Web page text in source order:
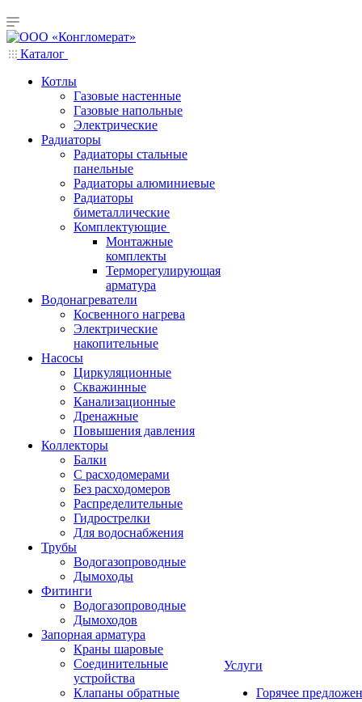
Каталог
Котлы
Газовые настенные
Газовые напольные
Электрические
Радиаторы
Радиаторы стальные
панельные
Радиаторы алюминиевые
Радиаторы
биметаллические
Комплектующие
Монтажные
комплекты
Терморегулирующая
арматура
Водонагреватели
Косвенного нагрева
Электрические
накопительные
Насосы
Циркуляционные
Скважинные
Канализационные
Дренажные
Повышения давления
Коллекторы
Балки
С расходомерами
Без расходомеров
Распределительные
Гидрострелки
Для водоснабжения
Трубы
Водогазопроводные
Дымоходы
Фитинги
Водогазопроводные
Дымоходов
Запорная арматура
Краны шаровые
Соединительные
устройства
Клапаны обратные
Услуги
Горячее